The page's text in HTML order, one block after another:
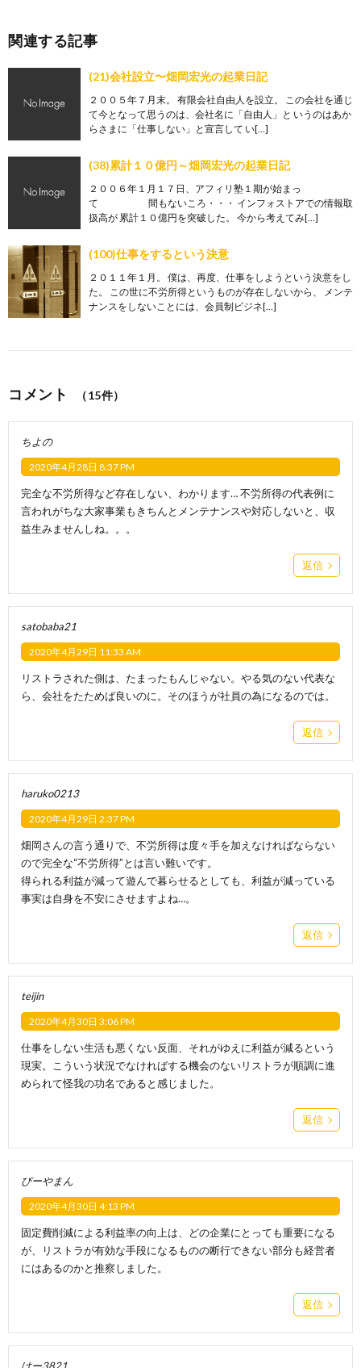
関連する記事
(21)会社設立〜畑岡宏光の起業日記
２００５年７月末。 有限会社自由人を設立。 この会社を通じ
て今となって思うのは、会社名に「自由人」と いうのはあか
らさまに「仕事しない」と宣言して い[…]
(38)累計１０億円～畑岡宏光の起業日記
２００６年１月１７日、アフィリ塾１期が始まっ
て 間もないころ・・・ インフォストアでの情報取
扱高が 累計１０億円を突破した。 今から考えてみ[…]
(100)仕事をするという決意
２０１１年１月。 僕は、再度、仕事をしようという決意をし
た。 この世に不労所得というものが存在しないから、 メンテ
ナンスをしないことには、会員制ビジネ[…]
コメント （15件）
ちよの
2020年4月28日 8:37 PM
完全な不労所得など存在しない、わかります… 不労所得の代表例に
言われがちな大家事業もきちんとメンテナンスや対応しないと、収
益生みませんしね。。。
返信
satobaba21
2020年4月29日 11:33 AM
リストラされた側は、たまったもんじゃない。やる気のない代表な
ら、会社をたためば良いのに。そのほうが社員の為になるのでは。
返信
haruko0213
2020年4月29日 2:37 PM
畑岡さんの言う通りで、不労所得は度々手を加えなければならない
ので完全な“不労所得”とは言い難いです。
得られる利益が減って遊んで暮らせるとしても、利益が減っている
事実は自身を不安にさせますよね…。
返信
teijin
2020年4月30日 3:06 PM
仕事をしない生活も悪くない反面、それがゆえに利益が減るという
現実。こういう状況でなければする機会のないリストラが順調に進
められて怪我の功名であると感じました。
返信
ぴーやまん
2020年4月30日 4:13 PM
固定費削減による利益率の向上は、どの企業にとっても重要になる
が、リストラが有効な手段になるものの断行できない部分も経営者
にはあるのかと推察しました。
返信